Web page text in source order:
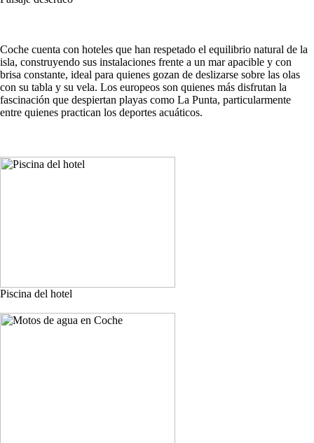
Coche cuenta con hoteles que han respetado el equilibrio natural de la
isla, construyendo sus instalaciones frente a un mar apacible y con
brisa constante, ideal para quienes gozan de deslizarse sobre las olas
con su tabla y su vela. Los europeos son quienes más disfrutan la
fascinación que despiertan playas como La Punta, particularmente
entre quienes practican los deportes acuáticos.
Piscina del hotel